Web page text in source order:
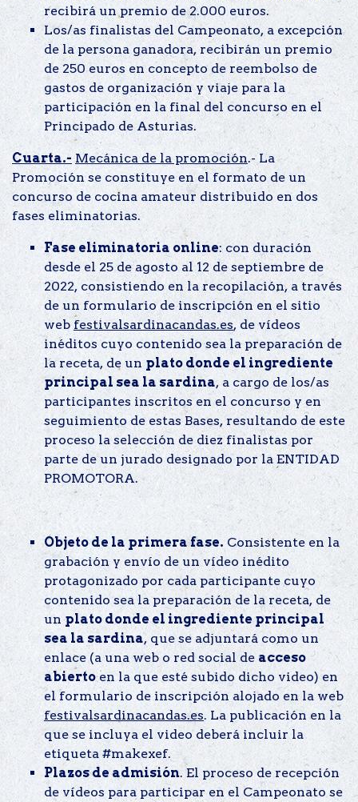
recibirá un premio de 2.000 euros.
Los/as finalistas del Campeonato, a excepción
de la persona ganadora, recibirán un premio
de 250 euros en concepto de reembolso de
gastos de organización y viaje para la
participación en la final del concurso en el
Principado de Asturias.
Cuarta.- Mecánica de la promoción.- La
Promoción se constituye en el formato de un
concurso de cocina amateur distribuido en dos
fases eliminatorias.
Fase eliminatoria online: con duración
desde el 25 de agosto al 12 de septiembre de
2022, consistiendo en la recopilación, a través
de un formulario de inscripción en el sitio
web festivalsardinacandas.es, de vídeos
inéditos cuyo contenido sea la preparación de
la receta, de un plato donde el ingrediente
principal sea la sardina, a cargo de los/as
participantes inscritos en el concurso y en
seguimiento de estas Bases, resultando de este
proceso la selección de diez finalistas por
parte de un jurado designado por la ENTIDAD
PROMOTORA.
Objeto de la primera fase. Consistente en la
grabación y envío de un vídeo inédito
protagonizado por cada participante cuyo
contenido sea la preparación de la receta, de
unplato donde el ingrediente principal
sea la sardina, que se adjuntará como un
enlace (a una web o red social de acceso
abiertoen la que esté subido dicho video) en
el formulario de inscripción alojado en la web
festivalsardinacandas.es. La publicación en la
que se incluya el video deberá incluir la
etiqueta #makexef.
Plazos de admisión. El proceso de recepción
de vídeos para participar en el Campeonato se